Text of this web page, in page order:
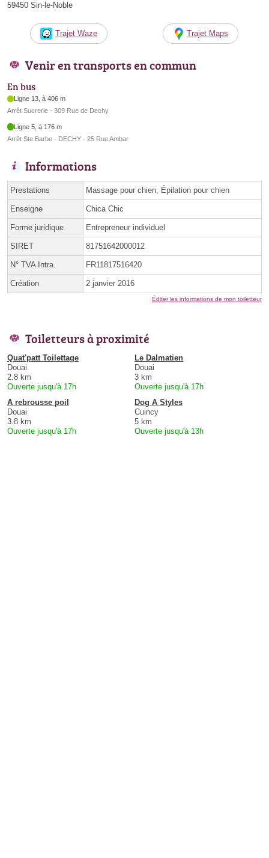
59450 Sin-le-Noble
Trajet Waze Trajet Maps
Venir en transports en commun
En bus
Ligne 13, à 406 m
Arrêt Sucrerie - 309 Rue de Dechy
Ligne 5, à 176 m
Arrêt Ste Barbe - DECHY - 25 Rue Ambar
Informations
Prestations Massage pour chien, Épilation pour chien
Enseigne Chica Chic
Forme juridique Entrepreneur individuel
SIRET 81751642000012
N° TVA Intra. FR11817516420
Création 2 janvier 2016
Éditer les informations de mon toiletteur
Toiletteurs à proximité
Quat'patt Toilettage
Douai
2.8 km
Ouverte jusqu'à 17h
Le Dalmatien
Douai
3 km
Ouverte jusqu'à 17h
A rebrousse poil
Douai
3.8 km
Ouverte jusqu'à 17h
Dog A Styles
Cuincy
5 km
Ouverte jusqu'à 13h